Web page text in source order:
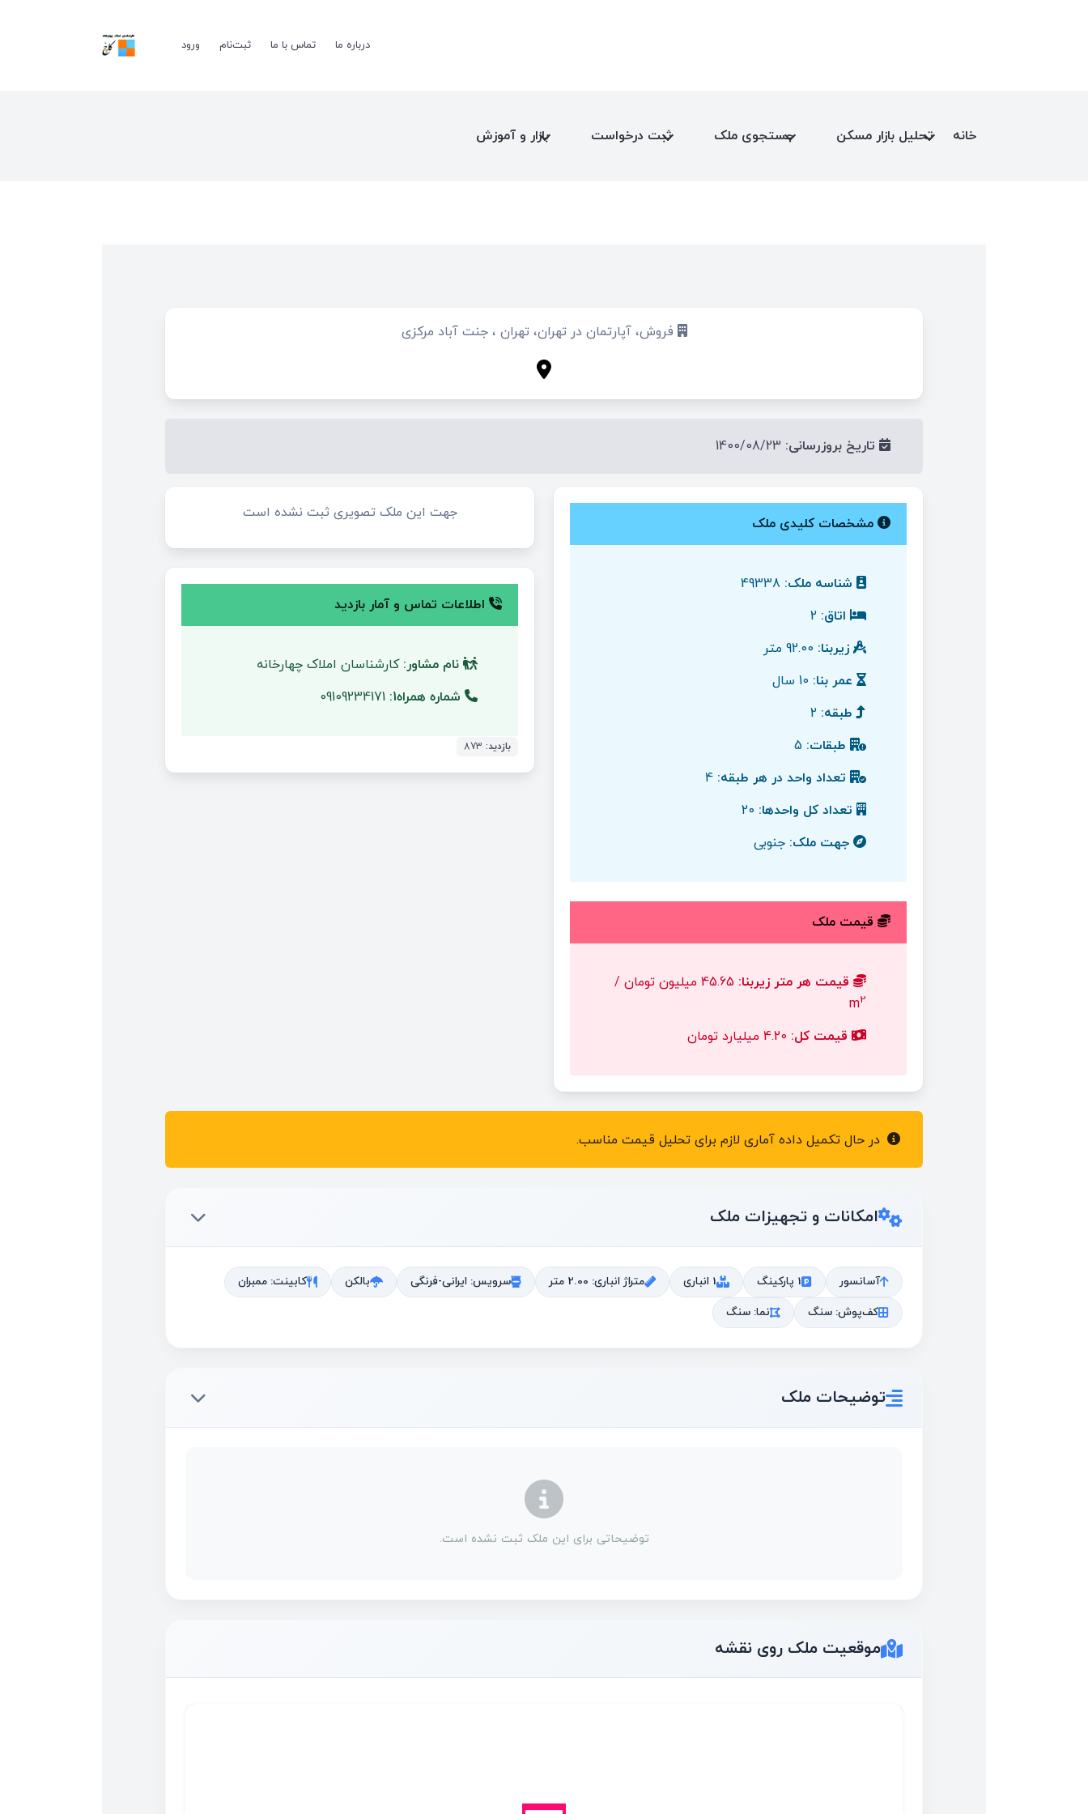
ورود ثبت‌نام تماس با ما درباره ما
خانه تحلیل بازار مسکن جستجوی ملک ثبت درخواست بازار و آموزش
فروش، آپارتمان در تهران، تهران ، جنت آباد مرکزی
تاریخ بروزرسانی:
مشخصات کلیدی ملک
شناسه ملک:
اتاق:
زیربنا:
عمر بنا:
طبقه:
طبقات:
تعداد واحد در هر طبقه:
تعداد کل واحدها:
جهت ملک: جنوبی
قیمت ملک
قیمت هر متر زیربنا:
45.65 میلیون تومان /
m2
قیمت کل:
جهت این ملک تصویری ثبت نشده است
اطلاعات تماس و آمار بازدید
نام مشاور: کارشناسان املاک چهارخانه
شماره همراه1:
بازدید: 873
در حال تکمیل داده آماری لازم برای تحلیل قیمت مناسب.
امکانات و تجهیزات ملک
آسانسور 1 پارکینگ 1 انباری متراژ انباری: 2.00 متر سرویس: ایرانی-فرنگی بالکن
کابینت: ممبران
کف‌پوش: سنگ
نما: سنگ
توضیحات ملک
توضیحاتی برای این ملک ثبت نشده است.
موقعیت ملک روی نقشه